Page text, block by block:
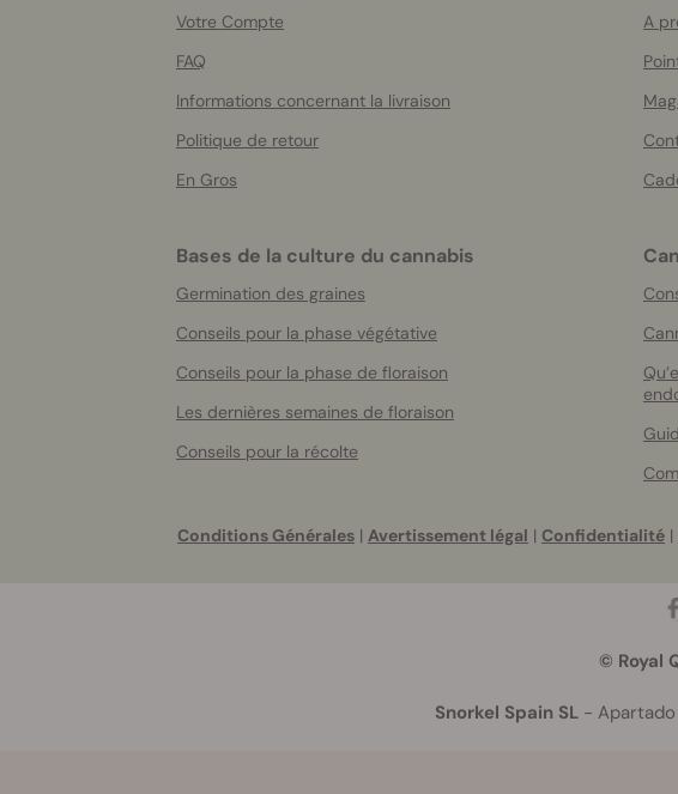
Votre Compte
FAQ
Informations concernant la livraison
Politique de retour
En Gros
A
Bases de la culture du cannabis
Germination des graines
Conseils pour la phase végétative
Conseils pour la phase de floraison
Les dernières semaines de floraison
Conseils pour la récolte
Conditions Générales | Avertissement légal | Confidentialité |
© Royal
Snorkel Spain SL - Apartado